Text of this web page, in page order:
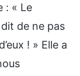
: « Le
de ne pas
! » Elle a